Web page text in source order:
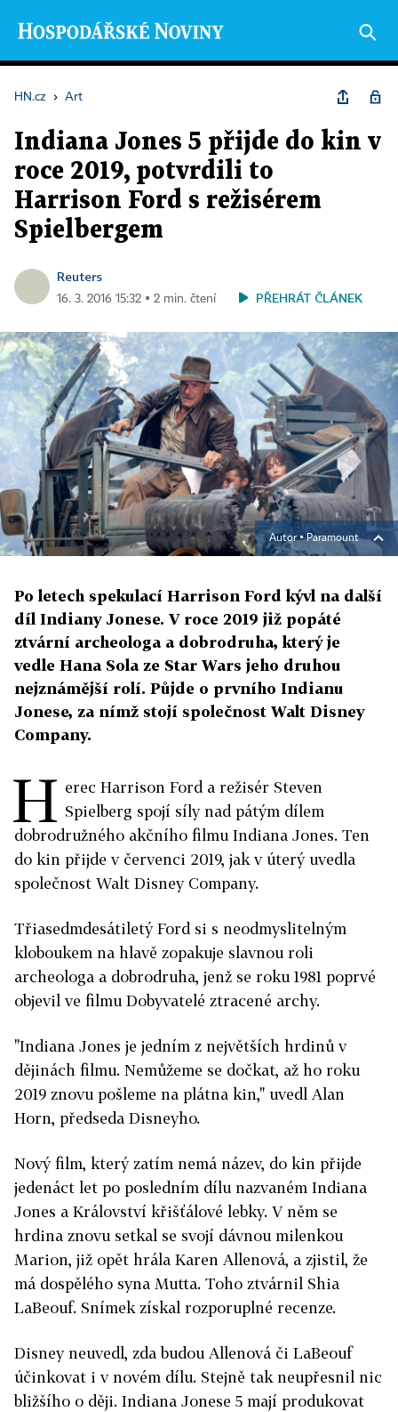
HN.cz › Art
Indiana Jones 5 přijde do kin v
roce 2019, potvrdili to
Harrison Ford s režisérem
Spielbergem
Reuters
16. 3. 2016 15:32 ▪ 2 min. čtení PŘEHRÁT ČLÁNEK
Autor ▪Paramount
Po letech spekulací Harrison Ford kývl na další
díl Indiany Jonese. V roce 2019 již popáté
ztvární archeologa a dobrodruha, který je
vedle Hana Sola ze Star Wars jeho druhou
nejznámější rolí. Půjde o prvního Indianu
Jonese, za nímž stojí společnost Walt Disney
Company.
H erec Harrison Ford a režisér Steven
Spielberg spojí síly nad pátým dílem
dobrodružného akčního filmu Indiana Jones. Ten
do kin přijde v červenci 2019, jak v úterý uvedla
společnost Walt Disney Company.
Třiasedmdesátiletý Ford si s neodmyslitelným
kloboukem na hlavě zopakuje slavnou roli
archeologa a dobrodruha, jenž se roku 1981 poprvé
objevil ve filmu Dobyvatelé ztracené archy.
"Indiana Jones je jedním z největších hrdinů v
dějinách filmu. Nemůžeme se dočkat, až ho roku
2019 znovu pošleme na plátna kin," uvedl Alan
Horn, předseda Disneyho.
Nový film, který zatím nemá název, do kin přijde
jedenáct let po posledním dílu nazvaném Indiana
Jones a Království křišťálové lebky. V něm se
hrdina znovu setkal se svojí dávnou milenkou
Marion, již opět hrála Karen Allenová, a zjistil, že
má dospělého syna Mutta. Toho ztvárnil Shia
LaBeouf. Snímek získal rozporuplné recenze.
Disney neuvedl, zda budou Allenová či LaBeouf
účinkovat i v novém dílu. Stejně tak neupřesnil nic
bližšího o ději. Indiana Jonese 5 mají produkovat